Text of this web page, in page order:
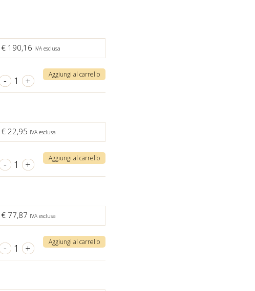
€ 190,16 IVA esclusa
Aggiungi al carrello
- 1 +
€ 22,95 IVA esclusa
Aggiungi al carrello
- 1 +
€ 77,87 IVA esclusa
Aggiungi al carrello
- 1 +